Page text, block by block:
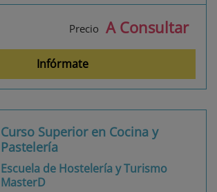
Precio A Consultar
Infórmate
Curso Superior en Cocina y
Pastelería
Escuela de Hostelería y Turismo
MasterD